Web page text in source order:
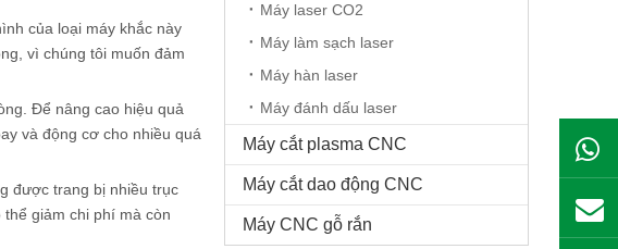
của loại máy khắc này
vì chúng tôi muốn đảm
Để nâng cao hiệu quả
và động cơ cho nhiều quá
được trang bị nhiều trục
giảm chi phí mà còn
Máy laser CO2
Máy làm sạch laser
Máy hàn laser
Máy đánh dấu laser
Máy cắt plasma CNC
Máy cắt dao động CNC
Máy CNC gỗ rắn